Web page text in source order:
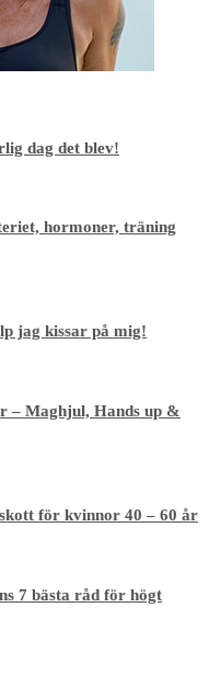
dag det blev!
hormoner, träning
jag kissar på mig!
– Maghjul, Hands up &
för kvinnor 40 – 60 år
7 bästa råd för högt